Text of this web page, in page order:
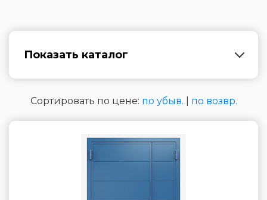
Показать каталог
Сортировать по цене: по убыв. по возвр.